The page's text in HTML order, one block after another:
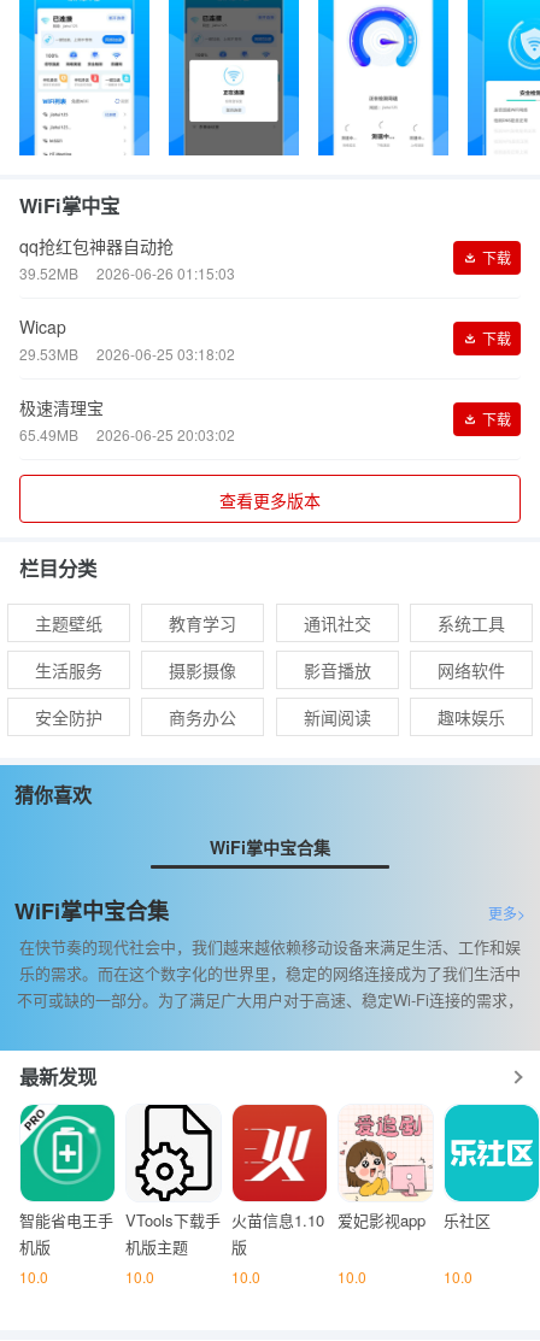
WiFi掌中宝
qq抢红包神器自动抢
39.52MB 2026-06-26 01:15:03
下载
Wicap
29.53MB 2026-06-25 03:18:02
下载
极速清理宝
65.49MB 2026-06-25 20:03:02
下载
查看更多版本
栏目分类
主题壁纸 教育学习 通讯社交
系统工具
生活服务
摄影摄像 影音播放
网络软件
安全防护
商务办公 新闻阅读 趣味娱乐
猜你喜欢
WiFi掌中宝合集
WiFi掌中宝合集 更多>
在快节奏的现代社会中，我们越来越依赖移动设备来满足生活、工作和娱
乐的需求。而在这个数字化的世界里，稳定的网络连接成为了我们生活中
不可或缺的一部分。为了满足广大用户对于高速、稳定Wi-Fi连接的需求，
的便捷体验。
最新发现
智能省电王手
机版
10.0
VTools下载手
机版主题
10.0
火苗信息1.10
版
10.0
爱妃影视app
10.0
乐社区
10.0